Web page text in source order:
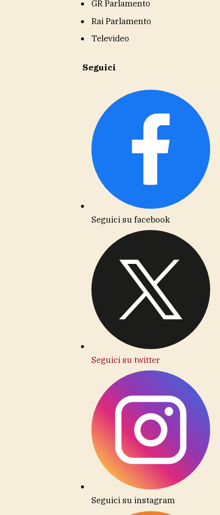
GR Parlamento
Rai Parlamento
Televideo
Seguici
Seguici su facebook
Seguici su twitter
Seguici su instagram